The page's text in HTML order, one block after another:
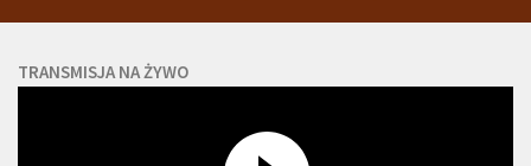
TRANSMISJA NA ŻYWO